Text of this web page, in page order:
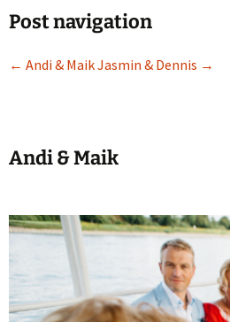
Post navigation
← Andi & MaikJasmin & Dennis →
Andi & Maik